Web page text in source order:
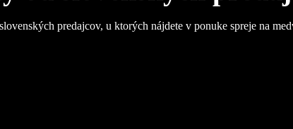
predajcov, u ktorých nájdete v ponuke spreje na